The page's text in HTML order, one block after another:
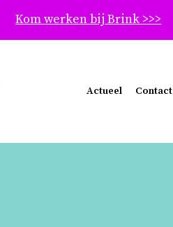
Kom werken bij Brink >>>
Actueel Contact